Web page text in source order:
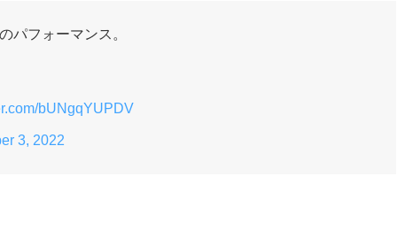
パフォーマンス。
bUNgqYUPDV
3, 2022